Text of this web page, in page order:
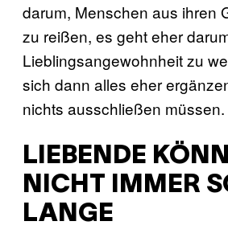
darum, Menschen aus ihren
zu reißen, es geht eher
Lieblingsangewohnheit zu
sich dann alles eher
nichts ausschließen müssen.
LIEBENDE
NICHT IMMER
LANGE